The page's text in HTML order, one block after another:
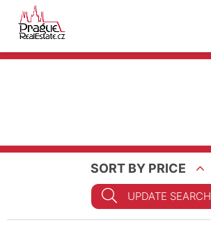
SORT BY PRICE
UPDATE SEARCH